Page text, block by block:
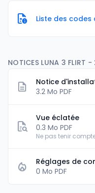
Liste des codes
NOTICES LUNA 3 FLIRT -
Notice
3.2 Mo PDF
Vue éclatée
0.3 Mo PDF
Ne pas tenir
Réglages de
0 Mo PDF